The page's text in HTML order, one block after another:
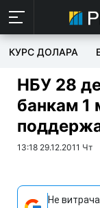
КУРС ДОЛАРА
НБУ 28
банкам 1
13:18 29.12.2011 Чт
Не